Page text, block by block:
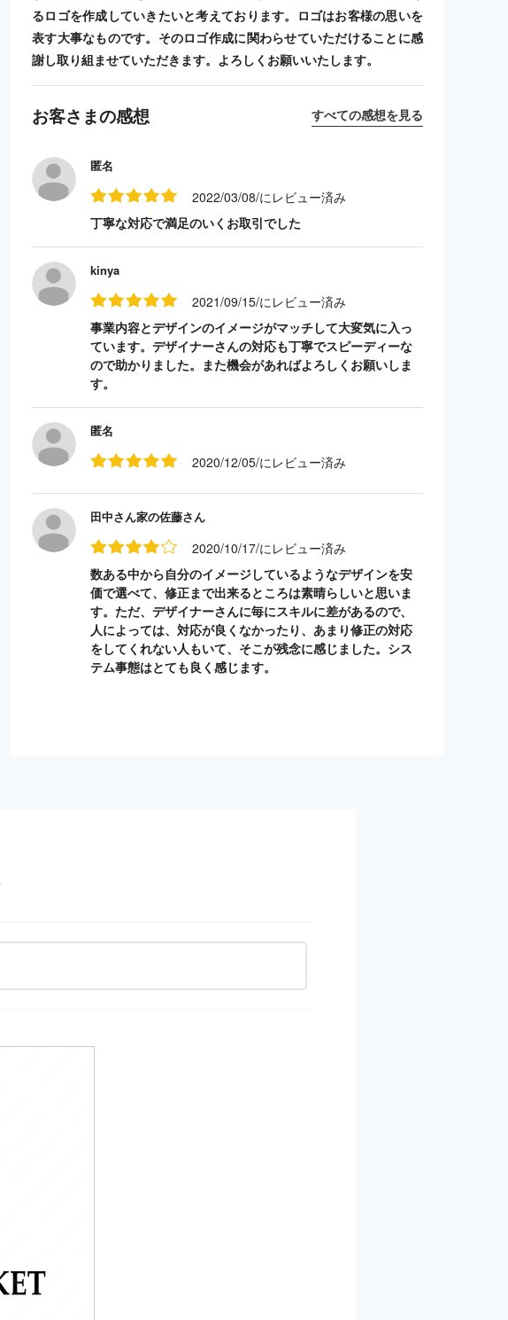
るロゴを作成していきたいと考えております。ロゴはお客様の思いを
表す大事なものです。そのロゴ作成に関わらせていただけることに感
謝し取り組ませていただきます。よろしくお願いいたします。
お客さまの感想 すべての感想を見る
匿名
2022/03/08/にレビュー済み
丁寧な対応で満足のいくお取引でした
kinya
2021/09/15/にレビュー済み
事業内容とデザインのイメージがマッチして大変気に入っ
ています。デザイナーさんの対応も丁寧でスピーディーな
ので助かりました。また機会があればよろしくお願いしま
す。
匿名
2020/12/05/にレビュー済み
田中さん家の佐藤さん
2020/10/17/にレビュー済み
数ある中から自分のイメージしているようなデザインを安
価で選べて、修正まで出来るところは素晴らしいと思いま
す。ただ、デザイナーさんに毎にスキルに差があるので、
人によっては、対応が良くなかったり、あまり修正の対応
をしてくれない人もいて、そこが残念に感じました。シス
テム事態はとても良く感じます。